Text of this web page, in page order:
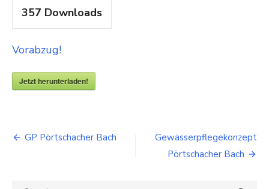
357 Downloads
Vorabzug!
Jetzt herunterladen!
Beitragsnavigation
GP Pörtschacher Bach
Gewässerpflegekonzept
Pörtschacher Bach